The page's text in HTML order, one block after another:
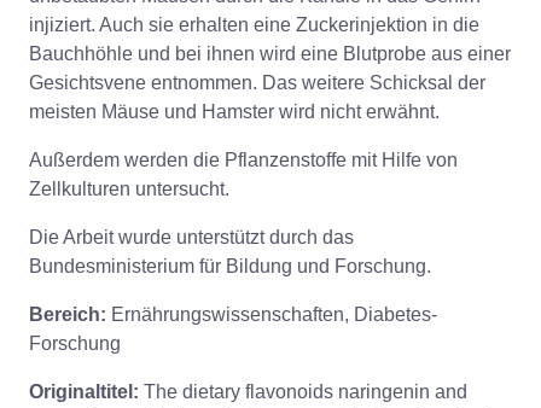
injiziert. Auch sie erhalten eine Zuckerinjektion in die
Bauchhöhle und bei ihnen wird eine Blutprobe aus einer
Gesichtsvene entnommen. Das weitere Schicksal der
meisten Mäuse und Hamster wird nicht erwähnt.
Außerdem werden die Pflanzenstoffe mit Hilfe von
Zellkulturen untersucht.
Die Arbeit wurde unterstützt durch das
Bundesministerium für Bildung und Forschung.
Bereich: Ernährungswissenschaften, Diabetes-
Forschung
Originaltitel: The dietary flavonoids naringenin and